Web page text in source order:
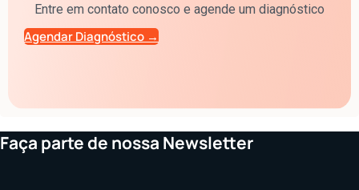
Entre em contato conosco e agende um diagnóstico
Agendar Diagnóstico →
Faça parte de nossa Newsletter